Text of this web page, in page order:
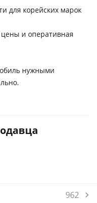
для корейских марок
и оперативная
нужными
962